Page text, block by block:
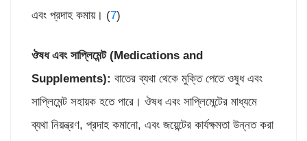
এবং প্রদাহ কমায়। (7)
ঔষধ এবং সাপ্লিমেন্ট (Medications and
Supplements): বাতের ব্যথা থেকে মুক্তি পেতে ওষুধ এবং
সাপ্লিমেন্ট সহায়ক হতে পারে। ঔষধ এবং সাপ্লিমেন্টের মাধ্যমে
ব্যথা নিয়ন্ত্রণ, প্রদাহ কমানো, এবং জয়েন্টের কার্যক্ষমতা উন্নত করা